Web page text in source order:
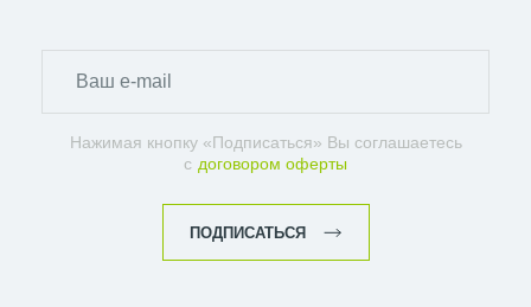
Нажимая кнопку «Подписаться» Вы соглашаетесь
с договором оферты
ПОДПИСАТЬСЯ